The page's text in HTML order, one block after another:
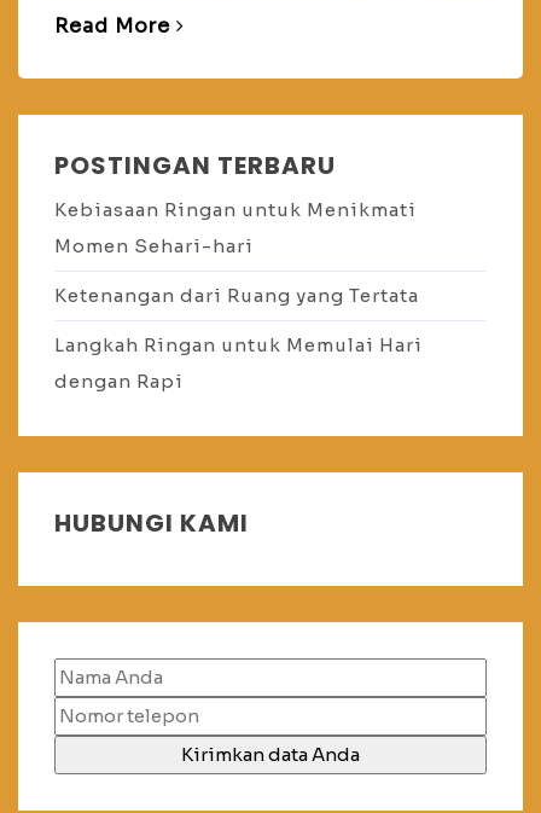
Read More
POSTINGAN TERBARU
Kebiasaan Ringan untuk Menikmati
Momen Sehari-hari
Ketenangan dari Ruang yang Tertata
Langkah Ringan untuk Memulai Hari
dengan Rapi
HUBUNGI KAMI